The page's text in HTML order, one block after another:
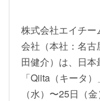
株式会社エイチ
会社（本社：名
田健介）は、日
「Qiita（キータ
（水）〜25日（